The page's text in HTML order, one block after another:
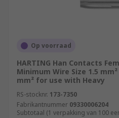
Op voorraad
HARTING Han Contacts
Minimum Wire Size 1.5
mm² for use with Heavy
RS-stocknr. 173-7350
Fabrikantnummer 09330006204
Subtotaal (1 verpakking van 100